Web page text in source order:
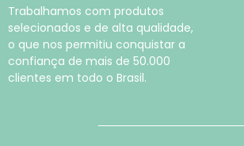
Trabalhamos com produtos
selecionados e de alta qualidade,
o que nos permitiu conquistar a
confiança de mais de 50.000
clientes em todo o Brasil.